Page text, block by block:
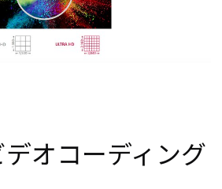
オコーディング